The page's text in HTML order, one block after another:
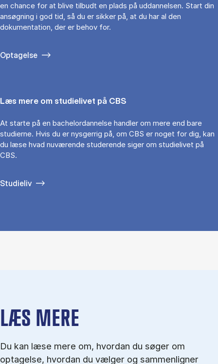
en chance for at blive tilbudt en plads på uddannelsen. Start din
ansøgning i god tid, så du er sikker på, at du har al den
dokumentation, der er behov for.
Optagelse
Læs mere om studielivet på CBS
At starte på en bachelordannelse handler om mere end bare
studierne. Hvis du er nysgerrig på, om CBS er noget for dig, kan
du læse hvad nuværende studerende siger om studielivet på
CBS.
Studieliv
LÆS MERE
Du kan læse mere om, hvordan du søger om
optagelse, hvordan du vælger og sammenligner